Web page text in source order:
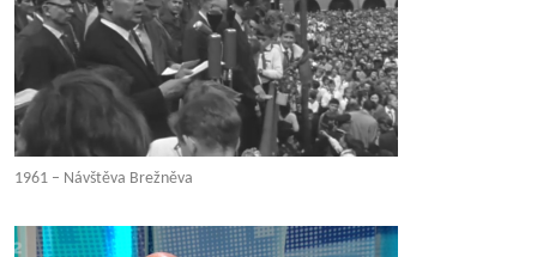
1961 – Návštěva Brežněva